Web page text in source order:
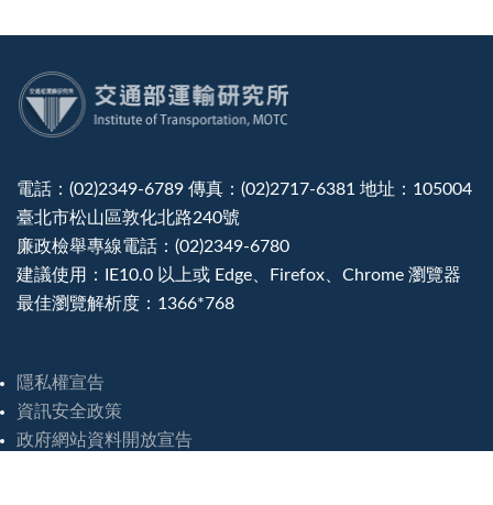
電話：(02)2349-6789 傳真：(02)2717-6381 地址：105004
臺北市松山區敦化北路240號
廉政檢舉專線電話：(02)2349-6780
建議使用：IE10.0 以上或 Edge、Firefox、Chrome 瀏覽器
最佳瀏覽解析度：1366*768
隱私權宣告
資訊安全政策
政府網站資料開放宣告